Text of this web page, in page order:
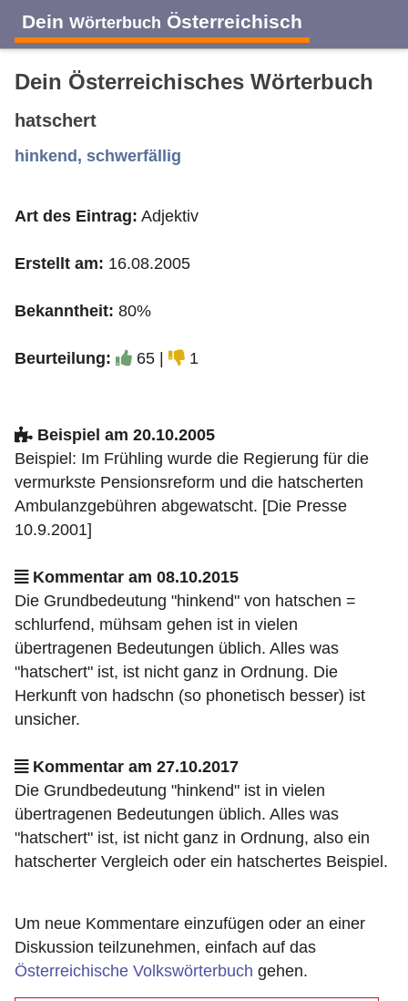
Dein Wörterbuch Österreichisch
A B C D
J K L M N
Dein Österreichisches Wörterbuch
hatschert
hinkend, schwerfällig
Art des Eintrag: Adjektiv
Erstellt am: 16.08.2005
Bekanntheit: 80%
Beurteilung: 65 | 1
Beispiel am 20.10.2005
Beispiel: Im Frühling wurde die Regierung für die
vermurkste Pensionsreform und die hatscherten
Ambulanzgebühren abgewatscht. [Die Presse
10.9.2001]
Kommentar am 08.10.2015
Die Grundbedeutung "hinkend" von hatschen =
schlurfend, mühsam gehen ist in vielen
übertragenen Bedeutungen üblich. Alles was
"hatschert" ist, ist nicht ganz in Ordnung. Die
Herkunft von hadschn (so phonetisch besser) ist
unsicher.
Kommentar am 27.10.2017
Die Grundbedeutung "hinkend" ist in vielen
übertragenen Bedeutungen üblich. Alles was
"hatschert" ist, ist nicht ganz in Ordnung, also ein
hatscherter Vergleich oder ein hatschertes Beispiel.
Um neue Kommentare einzufügen oder an einer
Diskussion teilzunehmen, einfach auf das
Österreichische Volkswörterbuch gehen.